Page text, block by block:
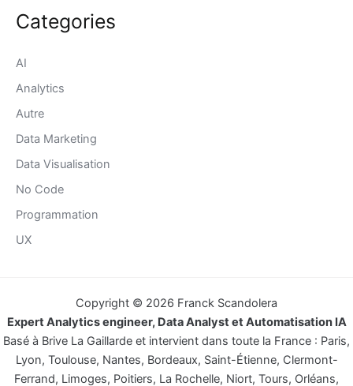
Categories
AI
Analytics
Autre
Data Marketing
Data Visualisation
No Code
Programmation
UX
Copyright © 2026 Franck Scandolera
Expert Analytics engineer, Data Analyst et Automatisation IA
Basé à Brive La Gaillarde et intervient dans toute la France : Paris,
Lyon, Toulouse, Nantes, Bordeaux, Saint-Étienne, Clermont-
Ferrand, Limoges, Poitiers, La Rochelle, Niort, Tours, Orléans,